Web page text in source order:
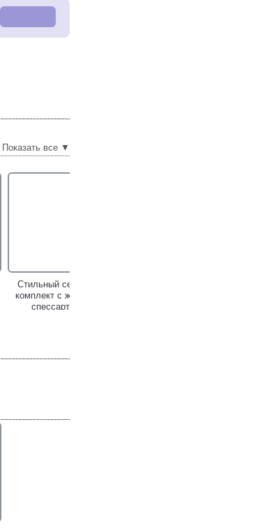
Показать все ▼
Стильный серебряный
комплект с жемчугом и
спессартинами!